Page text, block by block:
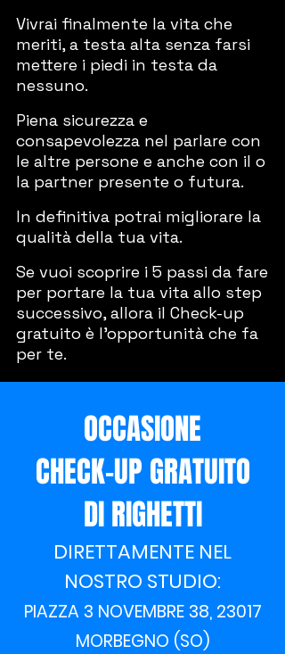
Vivrai finalmente la vita che
meriti, a testa alta senza farsi
mettere i piedi in testa da
nessuno.
Piena sicurezza e
consapevolezza nel parlare con
le altre persone e anche con il o
la partner presente o futura.
In definitiva potrai migliorare la
qualità della tua vita.
Se vuoi scoprire i 5 passi da fare
per portare la tua vita allo step
successivo, allora il Check-up
gratuito è l'opportunità che fa
per te.
OCCASIONE
CHECK-UP GRATUITO
DI RIGHETTI
DIRETTAMENTE NEL
NOSTRO STUDIO:
PIAZZA 3 NOVEMBRE 38, 23017
MORBEGNO (SO)